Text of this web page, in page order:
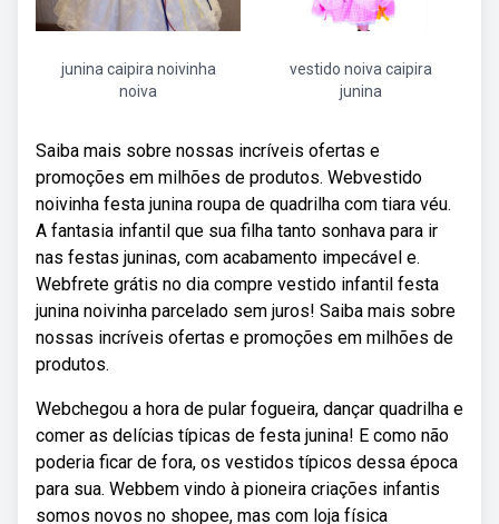
junina caipira noivinha
noiva
vestido noiva caipira
junina
Saiba mais sobre nossas incríveis ofertas e
promoções em milhões de produtos. Webvestido
noivinha festa junina roupa de quadrilha com tiara véu.
A fantasia infantil que sua filha tanto sonhava para ir
nas festas juninas, com acabamento impecável e.
Webfrete grátis no dia compre vestido infantil festa
junina noivinha parcelado sem juros! Saiba mais sobre
nossas incríveis ofertas e promoções em milhões de
produtos.
Webchegou a hora de pular fogueira, dançar quadrilha e
comer as delícias típicas de festa junina! E como não
poderia ficar de fora, os vestidos típicos dessa época
para sua. Webbem vindo à pioneira criações infantis
somos novos no shopee, mas com loja física